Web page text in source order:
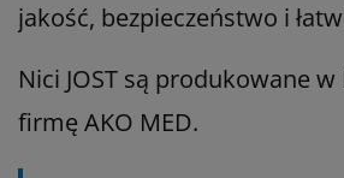
jakość, bezpieczeństwo i
Nici JOST są produkowane
firmę AKO MED.